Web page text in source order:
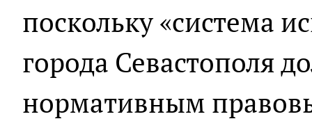
поскольку «система
города Севастополя
нормативным